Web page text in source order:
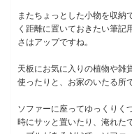
またちょっとした小物を収納
く距離に置いておきたい筆記
さはアップですね。
天板にお気に入りの植物や雑
使ったりと、お家のいたる所
ソファーに座ってゆっくりく
時にサッと置いたり、淹れた